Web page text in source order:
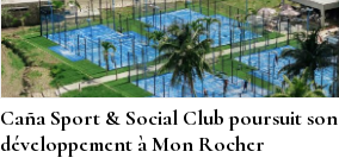
Caña Sport & Social Club poursuit son
développement à Mon Rocher